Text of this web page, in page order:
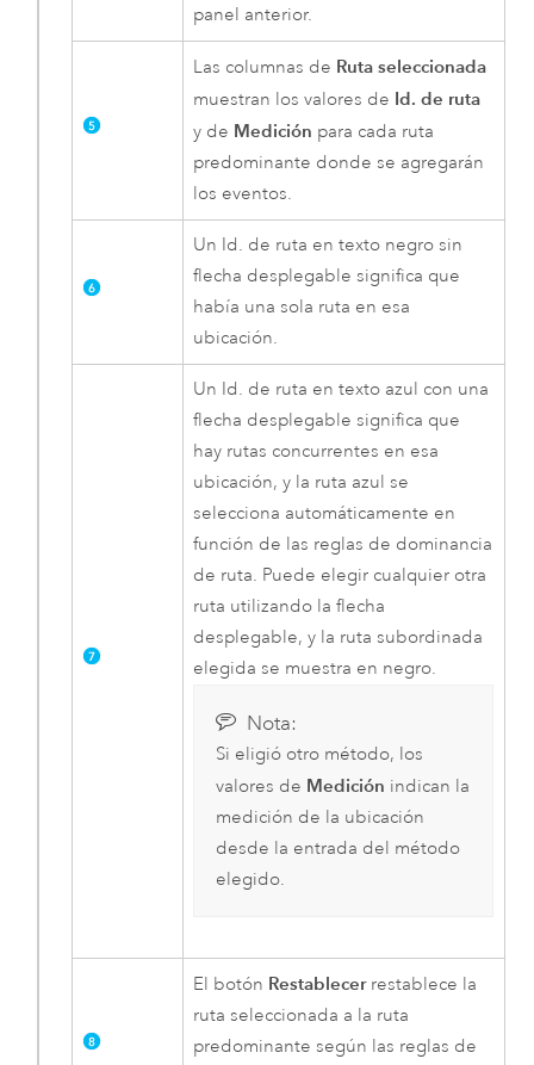
panel anterior.
Las columnas de Ruta seleccionada
muestran los valores de Id. de ruta
y de Medición para cada ruta
predominante donde se agregarán
los eventos.
Un Id. de ruta en texto negro sin
flecha desplegable significa que
había una sola ruta en esa
ubicación.
Un Id. de ruta en texto azul con una
flecha desplegable significa que
hay rutas concurrentes en esa
ubicación, y la ruta azul se
selecciona automáticamente en
función de las reglas de dominancia
de ruta. Puede elegir cualquier otra
ruta utilizando la flecha
desplegable, y la ruta subordinada
elegida se muestra en negro.
Nota:
Si eligió otro método, los
valores de Medición indican la
medición de la ubicación
desde la entrada del método
elegido.
El botón Restablecerrestablece la
ruta seleccionada a la ruta
predominante según las reglas de